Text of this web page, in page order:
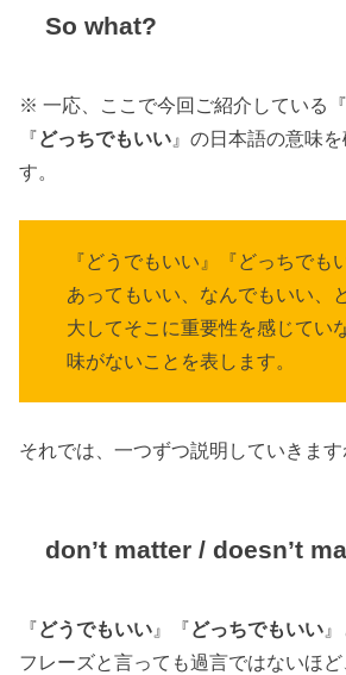
So what?
※ 一応、ここで今回ご紹介している『
『どっちでもいい 』の日本語の意味
す。
『どうでもいい』『どっちでも
あってもいい、なんでもいい、
大してそこに重要性を感じてい
味がないことを表します。
それでは、一つずつ説明していきます
don’t matter / doesn’t
『どうでもいい 』『どっちでもいい
フレーズと言っても過言ではないほ